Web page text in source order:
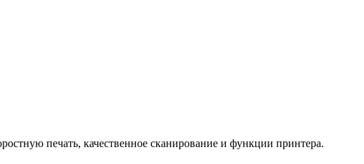
печать, качественное сканирование и функции принтера.